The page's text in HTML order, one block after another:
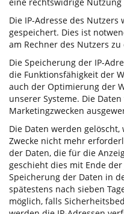
Die IP-Adresse des
gespeichert. Dies ist
am Rechner des Nutzers
Die Speicherung der IP-
die Funktionsfähigkeit der
auch der Optimierung der
unserer Systeme. Die
Marketingzwecken
Die Daten werden
Zwecke nicht mehr
der Daten, die für die
geschieht dies mit Ende
Speicherung der Daten in
spätestens nach sieben
möglich, falls